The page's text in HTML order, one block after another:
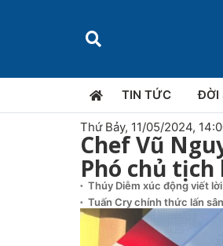
TIN TỨC ĐỜI
Thứ Bảy, 11/05/2024,
Chef Vũ
Phó chủ tịch
Thúy Diễm xúc động viết
Tuấn Cry chính thức lấn